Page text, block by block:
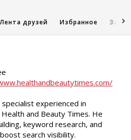
Лента друзей Избранное
specialist experienced in
and Beauty Times. He
keyword research, and
search visibility.